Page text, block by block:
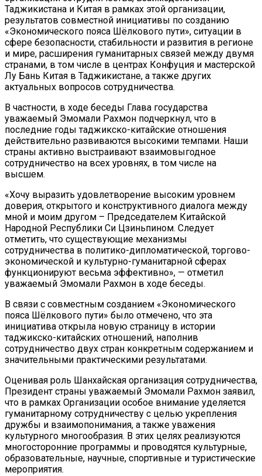
Таджикистана и Китая в рамках этой организации,
результатов совместной инициативы по созданию
«Экономического пояса Шёлкового пути», ситуации в
сфере безопасности, стабильности и развития в регионе
и мире, расширения гуманитарных связей между двумя
странами, в том числе в центрах Конфуция и мастерской
Лу Бань Китая в Таджикистане, а также других
актуальных вопросов сотрудничества.
В частности, в ходе беседы Глава государства
уважаемый Эмомали Рахмон подчеркнул, что в
последние годы таджикско-китайские отношения
действительно развиваются высокими темпами. Наши
страны активно выстраивают взаимовыгодное
сотрудничество на всех уровнях, в том числе на
высшем.
«Хочу выразить удовлетворение высоким уровнем
доверия, открытого и конструктивного диалога между
мной и моим другом – Председателем Китайской
Народной Республики Си Цзиньпином. Следует
отметить, что существующие механизмы
сотрудничества в политико-дипломатической, торгово-
экономической и культурно-гуманитарной сферах
функционируют весьма эффективно», — отметил
уважаемый Эмомали Рахмон в ходе беседы.
В связи с совместным созданием «Экономического
пояса Шёлкового пути» было отмечено, что эта
инициатива открыла новую страницу в истории
таджикско-китайских отношений, наполнив
сотрудничество двух стран конкретным содержанием и
значительными практическими результатами.
Оценивая роль Шанхайская организация сотрудничества,
Президент страны уважаемый Эмомали Рахмон заявил,
что в рамках Организации особое внимание уделяется
гуманитарному сотрудничеству с целью укрепления
дружбы и взаимопонимания, а также уважения
культурного многообразия. В этих целях реализуются
многосторонние программы и проводятся культурные,
образовательные, научные, спортивные и туристические
мероприятия.